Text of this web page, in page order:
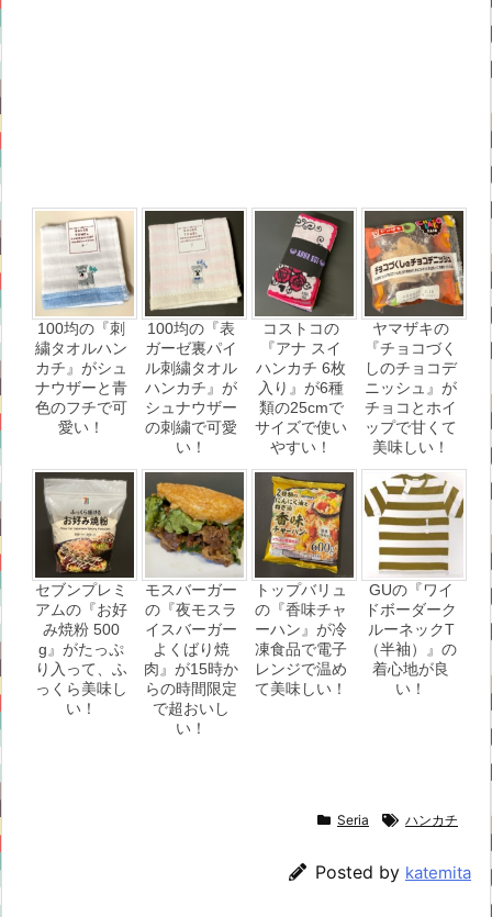
100均の『刺
繍タオルハン
カチ』がシュ
ナウザーと青
色のフチで可
愛い！
100均の『表
ガーゼ裏パイ
ル刺繍タオル
ハンカチ』が
シュナウザー
の刺繍で可愛
い！
コストコの
『アナ スイ
ハンカチ 6枚
入り』が6種
類の25cmで
サイズで使い
やすい！
ヤマザキの
『チョコづく
しのチョコデ
ニッシュ』が
チョコとホイ
ップで甘くて
美味しい！
セブンプレミ
アムの『お好
み焼粉 500
g』がたっぷ
り入って、ふ
っくら美味し
い！
モスバーガー
の『夜モスラ
イスバーガー
よくばり焼
肉』が15時か
らの時間限定
で超おいし
い！
トップバリュ
の『香味チャ
ーハン』が冷
凍食品で電子
レンジで温め
て美味しい！
GUの『ワイ
ドボーダーク
ルーネックT
（半袖）』の
着心地が良
い！
Seria ハンカチ
Posted by katemita